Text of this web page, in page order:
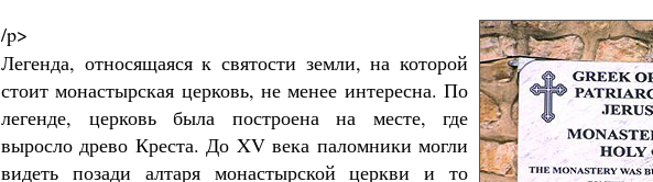
/p>
Легенда, относящаяся к святости земли, на которой
стоит монастырская церковь, не менее интересна. По
легенде, церковь была построена на месте, где
выросло древо Креста. До XV века паломники могли
видеть позади алтаря монастырской церкви и то